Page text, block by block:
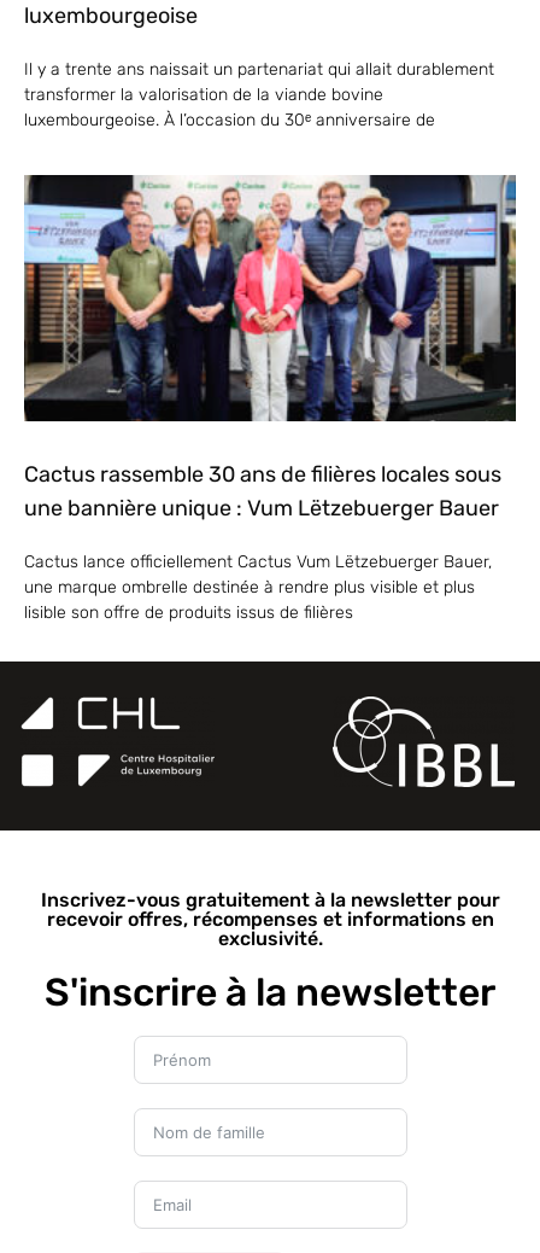
luxembourgeoise
Il y a trente ans naissait un partenariat qui allait durablement
transformer la valorisation de la viande bovine
luxembourgeoise. À l’occasion du 30ᵉ anniversaire de
Cactus rassemble 30 ans de filières locales sous
une bannière unique : Vum Lëtzebuerger Bauer
Cactus lance officiellement Cactus Vum Lëtzebuerger Bauer,
une marque ombrelle destinée à rendre plus visible et plus
lisible son offre de produits issus de filières
Inscrivez-vous gratuitement à la newsletter pour
recevoir offres, récompenses et informations en
exclusivité.
S'inscrire à la newsletter